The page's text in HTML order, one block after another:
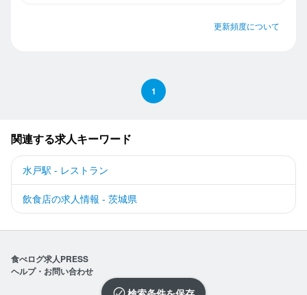
更新頻度について
1
関連する求人キーワード
水戸駅 - レストラン
飲食店の求人情報 - 茨城県
食べログ求人PRESS
ヘルプ・お問い合わせ